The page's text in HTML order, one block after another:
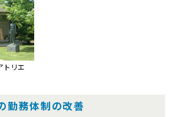
トリエ
勤務体制の改善